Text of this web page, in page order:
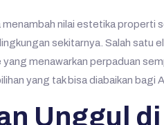
nilai estetika properti
sekitarnya. Salah satu
menawarkan perpaduan
yang tak bisa diabaikan bagi
Unggul